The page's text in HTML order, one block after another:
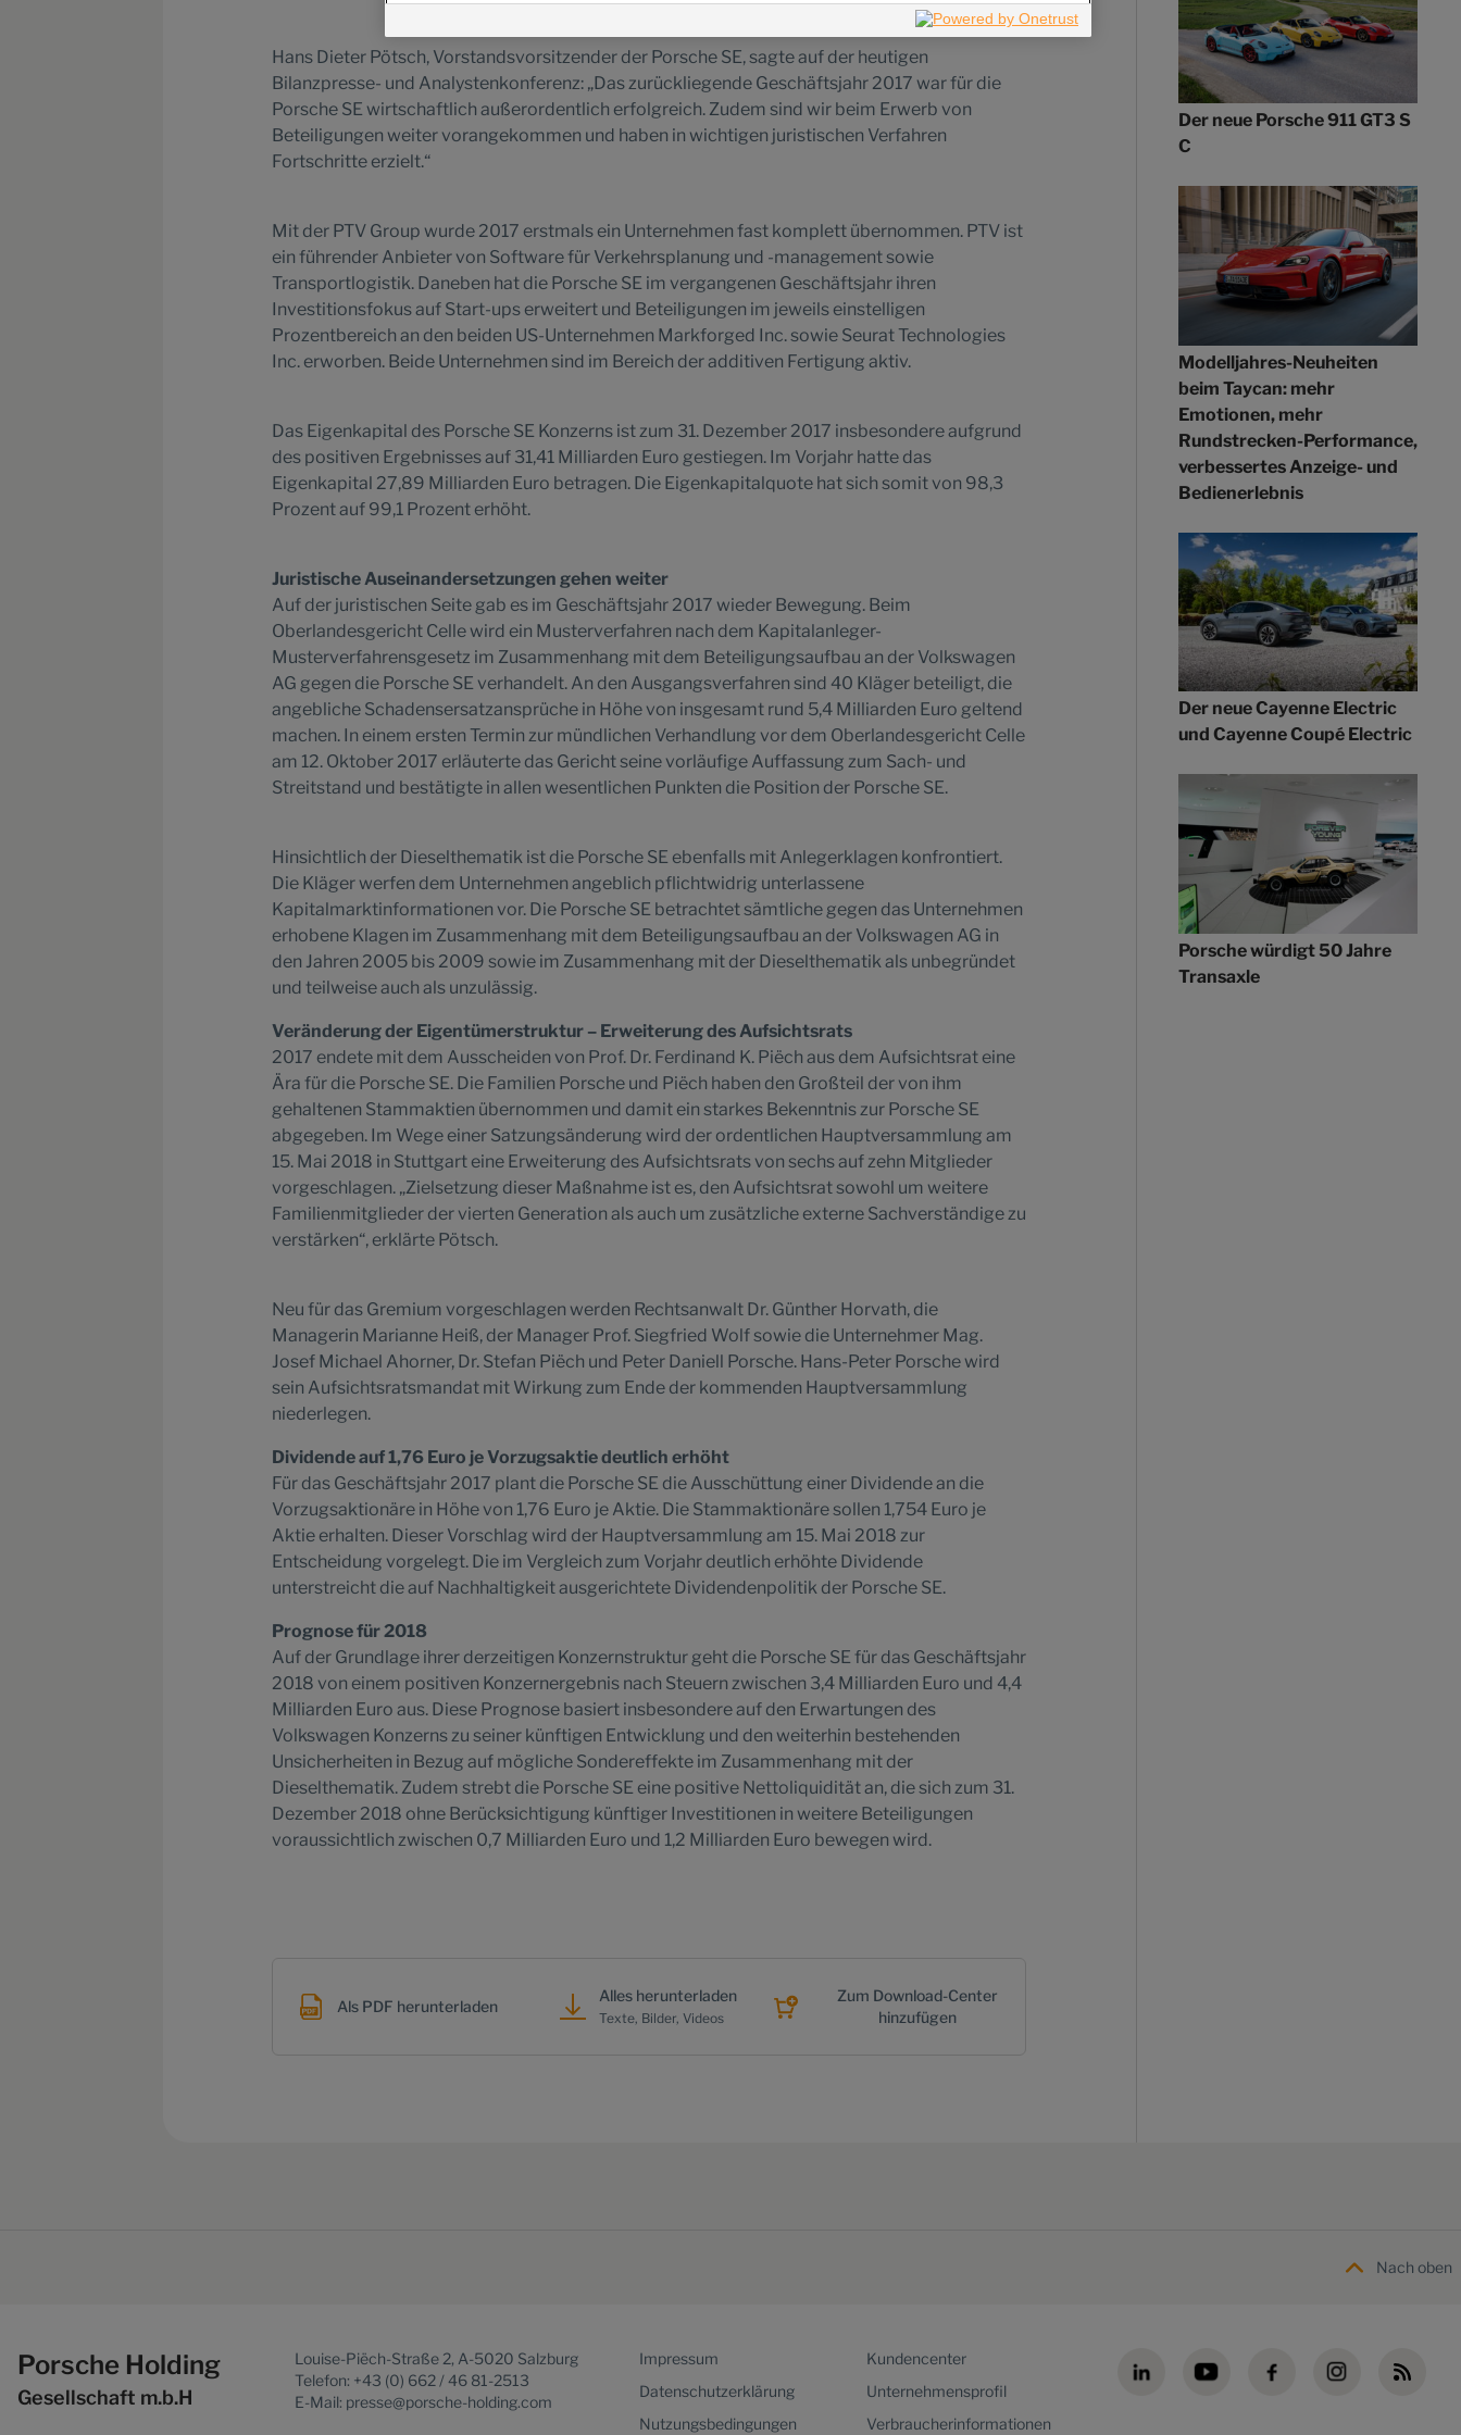
Hans Dieter Pötsch, Vorstandsvorsitzender der Porsche SE, sagte auf der heutigen
Bilanzpresse- und Analystenkonferenz: „Das zurückliegende Geschäftsjahr 2017 war für die
Porsche SE wirtschaftlich außerordentlich erfolgreich. Zudem sind wir beim Erwerb von
Beteiligungen weiter vorangekommen und haben in wichtigen juristischen Verfahren
Fortschritte erzielt.“
Mit der PTV Group wurde 2017 erstmals ein Unternehmen fast komplett übernommen. PTV ist
ein führender Anbieter von Software für Verkehrsplanung und -management sowie
Transportlogistik. Daneben hat die Porsche SE im vergangenen Geschäftsjahr ihren
Investitionsfokus auf Start-ups erweitert und Beteiligungen im jeweils einstelligen
Prozentbereich an den beiden US-Unternehmen Markforged Inc. sowie Seurat Technologies
Inc. erworben. Beide Unternehmen sind im Bereich der additiven Fertigung aktiv.
Das Eigenkapital des Porsche SE Konzerns ist zum 31. Dezember 2017 insbesondere aufgrund
des positiven Ergebnisses auf 31,41 Milliarden Euro gestiegen. Im Vorjahr hatte das
Eigenkapital 27,89 Milliarden Euro betragen. Die Eigenkapitalquote hat sich somit von 98,3
Prozent auf 99,1 Prozent erhöht.
Juristische Auseinandersetzungen gehen weiter
Auf der juristischen Seite gab es im Geschäftsjahr 2017 wieder Bewegung. Beim
Oberlandesgericht Celle wird ein Musterverfahren nach dem Kapitalanleger-
Musterverfahrensgesetz im Zusammenhang mit dem Beteiligungsaufbau an der Volkswagen
AG gegen die Porsche SE verhandelt. An den Ausgangsverfahren sind 40 Kläger beteiligt, die
angebliche Schadensersatzansprüche in Höhe von insgesamt rund 5,4 Milliarden Euro geltend
machen. In einem ersten Termin zur mündlichen Verhandlung vor dem Oberlandesgericht Celle
am 12. Oktober 2017 erläuterte das Gericht seine vorläufige Auffassung zum Sach- und
Streitstand und bestätigte in allen wesentlichen Punkten die Position der Porsche SE.
Hinsichtlich der Dieselthematik ist die Porsche SE ebenfalls mit Anlegerklagen konfrontiert.
Die Kläger werfen dem Unternehmen angeblich pflichtwidrig unterlassene
Kapitalmarktinformationen vor. Die Porsche SE betrachtet sämtliche gegen das Unternehmen
erhobene Klagen im Zusammenhang mit dem Beteiligungsaufbau an der Volkswagen AG in
den Jahren 2005 bis 2009 sowie im Zusammenhang mit der Dieselthematik als unbegründet
und teilweise auch als unzulässig.
Veränderung der Eigentümerstruktur – Erweiterung des Aufsichtsrats
2017 endete mit dem Ausscheiden von Prof. Dr. Ferdinand K. Piëch aus dem Aufsichtsrat eine
Ära für die Porsche SE. Die Familien Porsche und Piëch haben den Großteil der von ihm
gehaltenen Stammaktien übernommen und damit ein starkes Bekenntnis zur Porsche SE
abgegeben. Im Wege einer Satzungsänderung wird der ordentlichen Hauptversammlung am
15. Mai 2018 in Stuttgart eine Erweiterung des Aufsichtsrats von sechs auf zehn Mitglieder
vorgeschlagen. „Zielsetzung dieser Maßnahme ist es, den Aufsichtsrat sowohl um weitere
Familienmitglieder der vierten Generation als auch um zusätzliche externe Sachverständige zu
verstärken“, erklärte Pötsch.
Neu für das Gremium vorgeschlagen werden Rechtsanwalt Dr. Günther Horvath, die
Managerin Marianne Heiß, der Manager Prof. Siegfried Wolf sowie die Unternehmer Mag.
Josef Michael Ahorner, Dr. Stefan Piëch und Peter Daniell Porsche. Hans-Peter Porsche wird
sein Aufsichtsratsmandat mit Wirkung zum Ende der kommenden Hauptversammlung
niederlegen.
Dividende auf 1,76 Euro je Vorzugsaktie deutlich erhöht
Für das Geschäftsjahr 2017 plant die Porsche SE die Ausschüttung einer Dividende an die
Vorzugsaktionäre in Höhe von 1,76 Euro je Aktie. Die Stammaktionäre sollen 1,754 Euro je
Aktie erhalten. Dieser Vorschlag wird der Hauptversammlung am 15. Mai 2018 zur
Entscheidung vorgelegt. Die im Vergleich zum Vorjahr deutlich erhöhte Dividende
unterstreicht die auf Nachhaltigkeit ausgerichtete Dividendenpolitik der Porsche SE.
Prognose für 2018
Auf der Grundlage ihrer derzeitigen Konzernstruktur geht die Porsche SE für das Geschäftsjahr
2018 von einem positiven Konzernergebnis nach Steuern zwischen 3,4 Milliarden Euro und 4,4
Milliarden Euro aus. Diese Prognose basiert insbesondere auf den Erwartungen des
Volkswagen Konzerns zu seiner künftigen Entwicklung und den weiterhin bestehenden
Unsicherheiten in Bezug auf mögliche Sondereffekte im Zusammenhang mit der
Dieselthematik. Zudem strebt die Porsche SE eine positive Nettoliquidität an, die sich zum 31.
Dezember 2018 ohne Berücksichtigung künftiger Investitionen in weitere Beteiligungen
voraussichtlich zwischen 0,7 Milliarden Euro und 1,2 Milliarden Euro bewegen wird.
Als PDF herunterladen
Alles herunterladen
Texte, Bilder, Videos
Zum Download-Center
hinzufügen
Der neue Porsche 911 GT3 S
C
Modelljahres-Neuheiten
beim Taycan: mehr
Emotionen, mehr
Rundstrecken-Performance,
verbessertes Anzeige- und
Bedienerlebnis
Der neue Cayenne Electric
und Cayenne Coupé Electric
Porsche würdigt 50 Jahre
Transaxle
Nach oben
Porsche Holding
Gesellschaft m.b.H
Louise-Piëch-Straße 2, A-5020 Salzburg
Telefon: +43 (0) 662 / 46 81-2513
E-Mail: presse@porsche-holding.com
Impressum
Datenschutzerklärung
Nutzungsbedingungen
Kundencenter
Unternehmensprofil
Verbraucherinformationen